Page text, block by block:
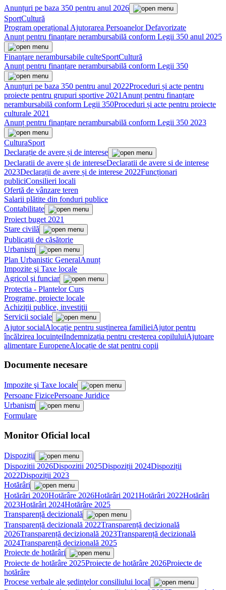
Anunțuri pe baza 350 pentru anul 2026
SportCultură
Program operațional Ajutorarea Persoanelor Defavorizate
Anunț pentru finanțare nerambursabilă conform Legii 350 anul 2025
Finanțare nerambursabile culteSportCultură
Anunț pentru finanțare nerambursabilă conform Legii 350
Anunțuri pe baza 350 pentru anul 2022Proceduri și acte pentru
proiecte pentru grupuri sportive 2021 Anunț pentru finanțare
nerambursabilă conform Legii 350Proceduri și acte pentru proiecte
culturale 2021
Anunț pentru finanțare nerambursabilă conform Legii 350 2023
CulturaSport
Declarație de avere și de interese
Declaratii de avere și de intereseDeclaratii de avere si de interese
2023Declarații de avere și de interese 2022Funcționari
publiciConsilieri locali
Ofertă de vânzare teren
Salarii plătite din fonduri publice
Contabilitate
Proiect buget 2021
Stare civilă
Publicații de căsătorie
Urbanism
Plan Urbanistic GeneralAnunț
Impozite şi Taxe locale
Agricol şi funciar
Protectia - Plantelor Curs
Programe, proiecte locale
Achiziţii publice, investiţii
Servicii sociale
Ajutor socialAlocație pentru susținerea familieiAjutor pentru
încălzirea locuințeiIndemnizația pentru creșterea copiluluiAjutoare
alimentare EuropeneAlocație de stat pentru copii
Documente necesare
Impozite şi Taxe locale
Persoane FizicePersoane Juridice
Urbanism
Formulare
Monitor Oficial local
Dispoziții
Dispozitii 2026Dispozitii 2025Dispoziții 2024Dispoziții
2022Dispoziții 2023
Hotărâri
Hotărâri 2020Hotărâre 2026Hotărâri 2021Hotărâri 2022Hotărâri
2023Hotărâri 2024Hotărâre 2025
Transparență decizională
Transparență decizională 2022Transparență decizională
2026Transparență decizională 2023Transparență decizională
2024Transparență decizională 2025
Proiecte de hotărâri
Proiecte de hotărâre 2025Proiecte de hotărâre 2026Proiecte de
hotărâre
Procese verbale ale şedinţelor consiliului local